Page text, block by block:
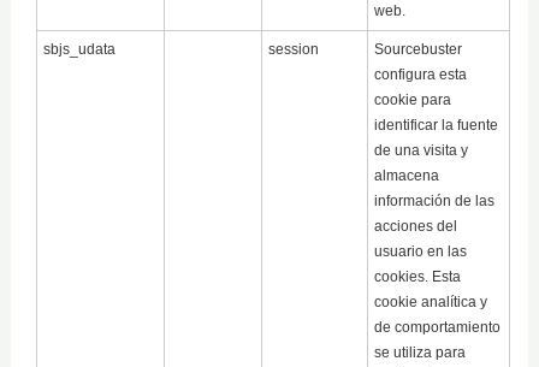
web.
sbjs_udata session
Sourcebuster
configura esta
cookie para
identificar la fuente
de una visita y
almacena
información de las
acciones del
usuario en las
cookies. Esta
cookie analítica y
de comportamiento
se utiliza para